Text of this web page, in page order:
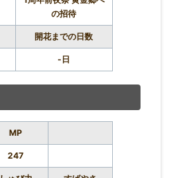
の招待
開花までの日数
-日
MP
247